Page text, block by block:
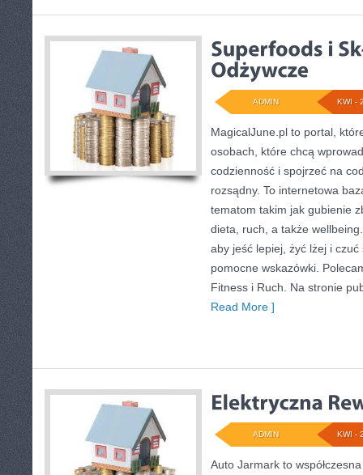
KWI -
ADMIN
MagicalJune.pl to portal,
osobach, które chcą
codzienność i spojrzeć na
rozsądny. To internetowa
tematom takim jak gubienie
dieta, ruch, a także
aby jeść lepiej, żyć lżej i
pomocne wskazówki.
Fitness i Ruch. Na stronie
Read More ]
KWI -
ADMIN
Auto Jarmark to